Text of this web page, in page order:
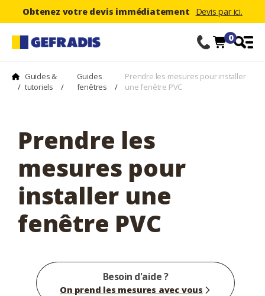
Obtenez votre devis immédiatement Devis par ici.
0
/
Guides &
tutoriels
/
Guides
fenêtres
/
Prendre les mesures pour installer
une fenêtre PVC
Prendre les
mesures pour
installer une
fenêtre PVC
Besoin d'aide ?
On prend les mesures avec vous